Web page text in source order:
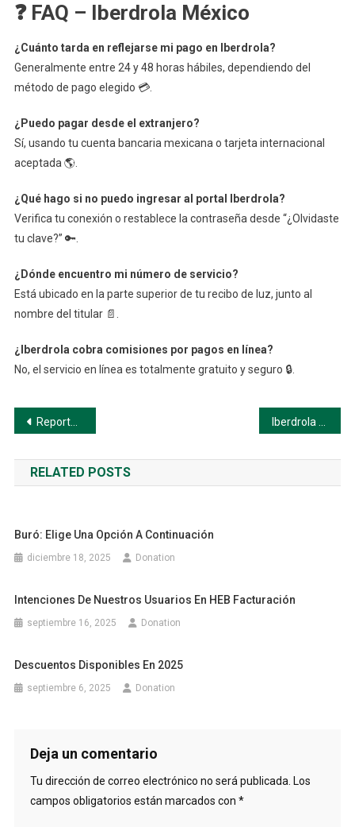
❓ FAQ – Iberdrola México
¿Cuánto tarda en reflejarse mi pago en Iberdrola?
Generalmente entre 24 y 48 horas hábiles, dependiendo del
método de pago elegido 💳.
¿Puedo pagar desde el extranjero?
Sí, usando tu cuenta bancaria mexicana o tarjeta internacional
aceptada 🌎.
¿Qué hago si no puedo ingresar al portal Iberdrola?
Verifica tu conexión o restablece la contraseña desde “¿Olvidaste
tu clave?” 🔑.
¿Dónde encuentro mi número de servicio?
Está ubicado en la parte superior de tu recibo de luz, junto al
nombre del titular 📄.
¿Iberdrola cobra comisiones por pagos en línea?
No, el servicio en línea es totalmente gratuito y seguro 🔒.
Navegación
de
entradas
Reporta fallas o reclamos en Iberdrola México: Guía paso a paso
RELATED POSTS
Buró: Elige Una Opción A Continuación
diciembre 18, 2025 Donation
Intenciones De Nuestros Usuarios En HEB Facturación
septiembre 16, 2025 Donation
Descuentos Disponibles En 2025
septiembre 6, 2025 Donation
Deja un comentario
Tu dirección de correo electrónico no será publicada. Los
campos obligatorios están marcados con *